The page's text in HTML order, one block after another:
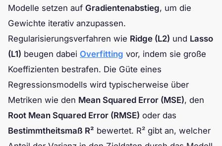
Modelle setzen auf Gradientenabstieg, um die
Gewichte iterativ anzupassen.
Regularisierungsverfahren wie Ridge (L2) und Lasso
(L1) beugen dabei Overfitting vor, indem sie große
Koeffizienten bestrafen. Die Güte eines
Regressionsmodells wird typischerweise über
Metriken wie den Mean Squared Error (MSE), den
Root Mean Squared Error (RMSE) oder das
Bestimmtheitsmaß R² bewertet. R² gibt an, welcher